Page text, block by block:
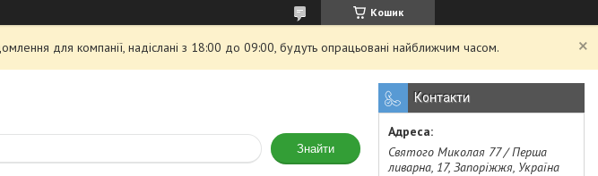
Кошик
для компанії, надіслані з 18:00 до 09:00, будуть опрацьовані найближчим часом.
Знайти
Контакти
Святого Миколая 77 / Перша
ливарна, 17, Запоріжжя, Україна